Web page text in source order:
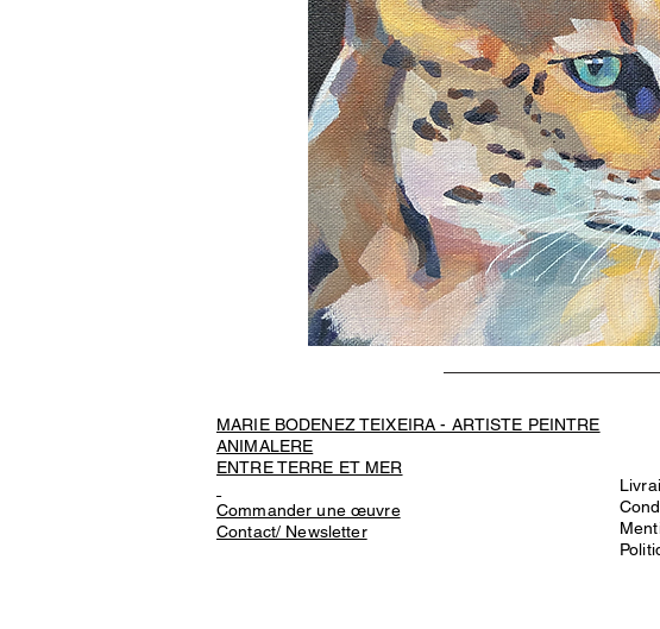
MARIE BODENEZ TEIXEIRA - ARTISTE PEINTRE
ANIMALERE
ENTRE TERRE ET MER
Commander une œuvre
Contact/ Newsletter